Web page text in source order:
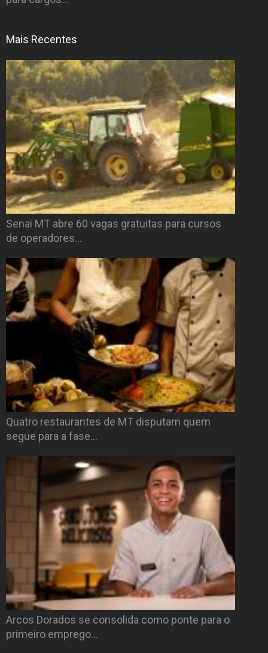
Mais Recentes
Senai MT abre 60 vagas gratuitas para cursos
de operadores…
Quatro restaurantes de MT disputam quem
segue para a fase…
Arcos Dorados se consolida como ponte para o
primeiro emprego…